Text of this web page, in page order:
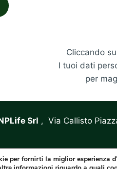
Cliccando
I tuoi dati
per
Srl , Via Callisto
per fornirti la miglior esperienza